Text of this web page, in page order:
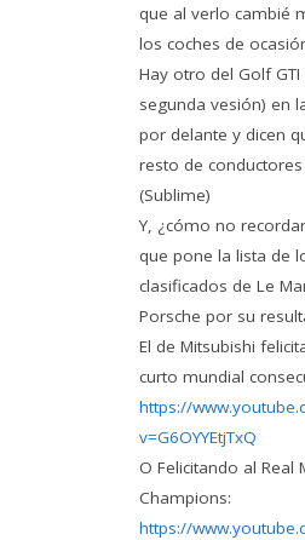
que al verlo cambié
los coches de
Hay otro del Golf
segunda vesión) en
por delante y dicen
resto de
(Sublime)
Y, ¿cómo no
que pone la lista de
clasificados de Le
Porsche por su
El de Mitsubishi
curto mundial
https://
v=G6OYYEtjTxQ
O Felicitando al Real
Champions:
https://